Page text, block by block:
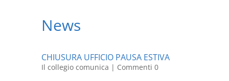
News
CHIUSURA UFFICIO PAUSA ESTIVA
Il collegio comunica | Commenti 0